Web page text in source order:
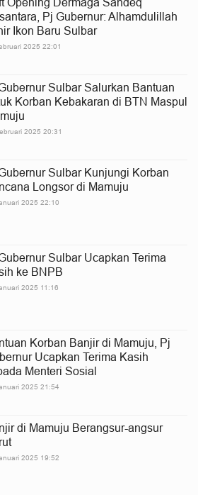
Pj Gubernur: Alhamdulillah
Ikon Baru Sulbar
2025 22:01
Sulbar Salurkan Bantuan
Korban Kebakaran di BTN Maspul
2025 20:31
Sulbar Kunjungi Korban
Longsor di Mamuju
2025 22:10
Sulbar Ucapkan Terima
ke BNPB
2025 11:16
Korban Banjir di Mamuju, Pj
Ucapkan Terima Kasih
Menteri Sosial
2025 21:54
di Mamuju Berangsur-angsur
2025 19:52